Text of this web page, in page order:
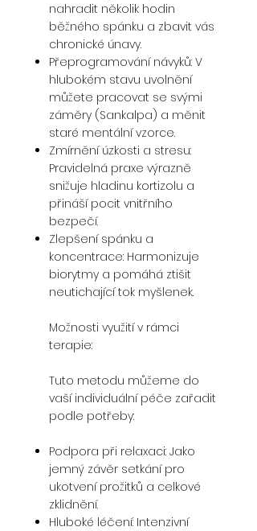
nahradit několik hodin
běžného spánku a zbavit vás
chronické únavy.
Přeprogramování návyků: V
hlubokém stavu uvolnění
můžete pracovat se svými
záměry (Sankalpa) a měnit
staré mentální vzorce.
Zmírnění úzkosti a stresu:
Pravidelná praxe výrazně
snižuje hladinu kortizolu a
přináší pocit vnitřního
bezpečí.
Zlepšení spánku a
koncentrace: Harmonizuje
biorytmy a pomáhá ztišit
neutichající tok myšlenek.
Možnosti využití v rámci
terapie:
Tuto metodu můžeme do
vaší individuální péče zařadit
podle potřeby:
Podpora při relaxaci: Jako
jemný závěr setkání pro
ukotvení prožitků a celkové
zklidnění.
Hluboké léčení: Intenzivní